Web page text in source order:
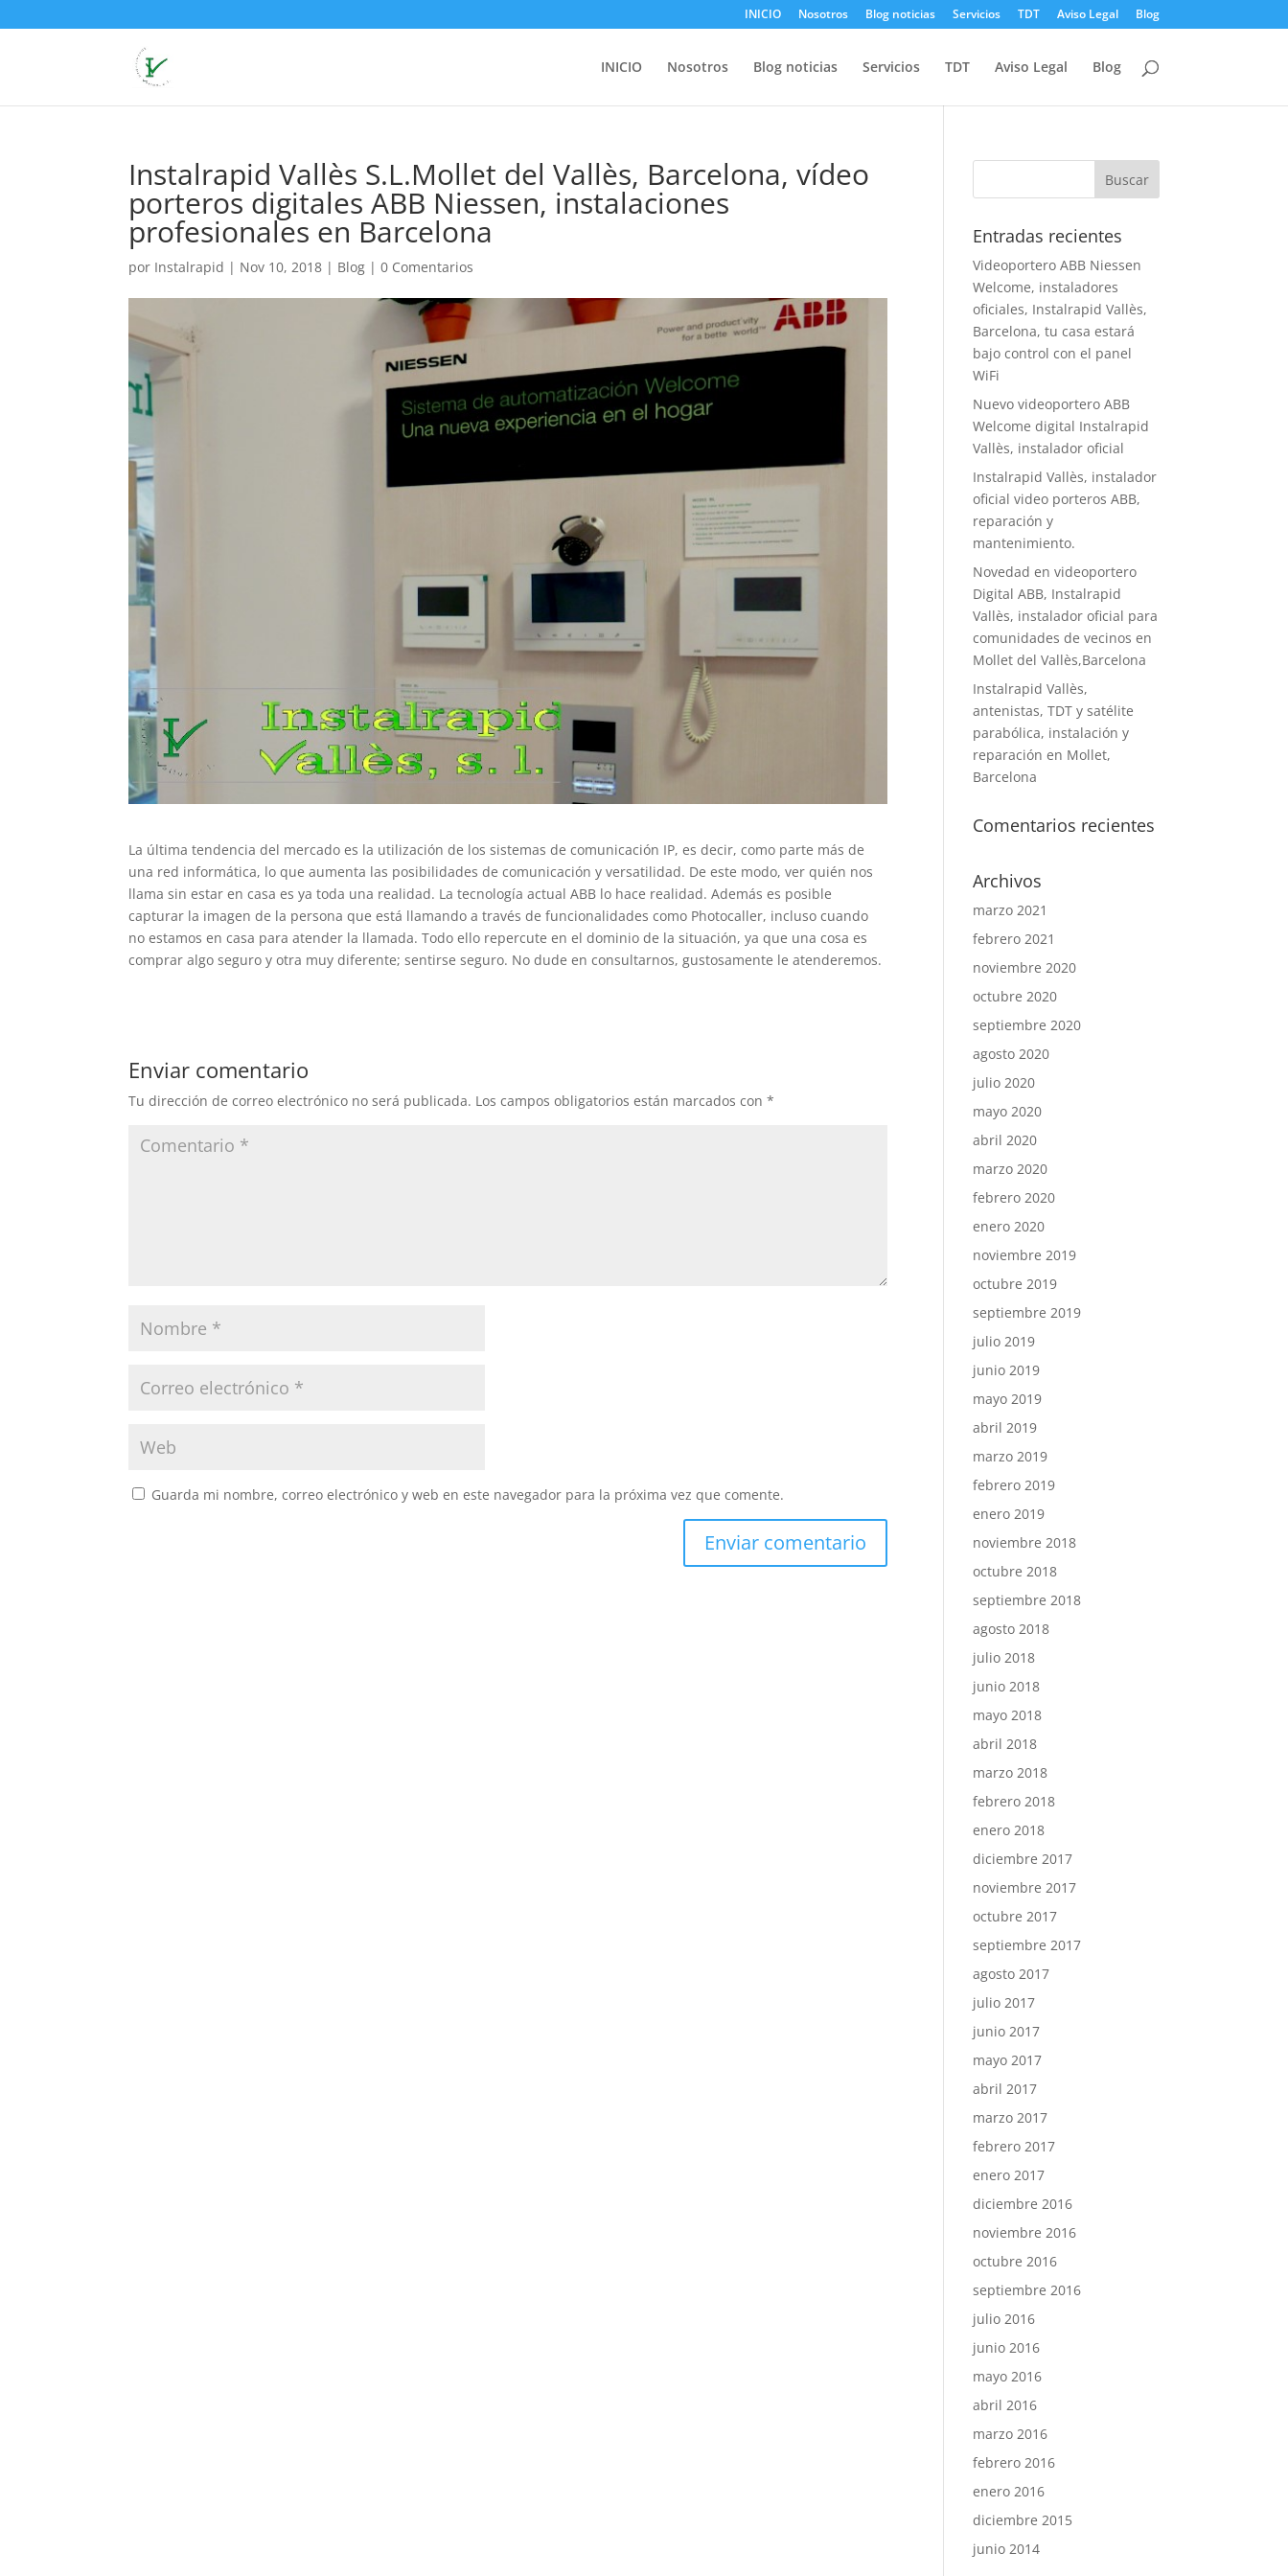
INICIO Nosotros Blog noticias Servicios TDT Aviso Legal Blog
INICIO Nosotros Blog noticias Servicios TDT Aviso Legal Blog
Instalrapid Vallès S.L.Mollet del Vallès, Barcelona, vídeo
porteros digitales ABB Niessen, instalaciones
profesionales en Barcelona
por Instalrapid | Nov 10, 2018 | Blog |0 Comentarios
La última tendencia del mercado es la utilización de los sistemas de comunicación IP, es decir, como parte más de
una red informática, lo que aumenta las posibilidades de comunicación y versatilidad. De este modo, ver quién nos
llama sin estar en casa es ya toda una realidad. La tecnología actual ABB lo hace realidad. Además es posible
capturar la imagen de la persona que está llamando a través de funcionalidades como Photocaller, incluso cuando
no estamos en casa para atender la llamada. Todo ello repercute en el dominio de la situación, ya que una cosa es
comprar algo seguro y otra muy diferente; sentirse seguro. No dude en consultarnos, gustosamente le atenderemos.
Enviar comentario
Tu dirección de correo electrónico no será publicada. Los campos obligatorios están marcados con*
Guarda mi nombre, correo electrónico y web en este navegador para la próxima vez que comente.
Entradas recientes
Videoportero ABB Niessen
Welcome, instaladores
oficiales, Instalrapid Vallès,
Barcelona, tu casa estará
bajo control con el panel
WiFi
Nuevo videoportero ABB
Welcome digital Instalrapid
Vallès, instalador oficial
Instalrapid Vallès, instalador
oficial video porteros ABB,
reparación y
mantenimiento.
Novedad en videoportero
Digital ABB, Instalrapid
Vallès, instalador oficial para
comunidades de vecinos en
Mollet del Vallès,Barcelona
Instalrapid Vallès,
antenistas, TDT y satélite
parabólica, instalación y
reparación en Mollet,
Barcelona
Comentarios recientes
Archivos
marzo 2021
febrero 2021
noviembre 2020
octubre 2020
septiembre 2020
agosto 2020
julio 2020
mayo 2020
abril 2020
marzo 2020
febrero 2020
enero 2020
noviembre 2019
octubre 2019
septiembre 2019
julio 2019
junio 2019
mayo 2019
abril 2019
marzo 2019
febrero 2019
enero 2019
noviembre 2018
octubre 2018
septiembre 2018
agosto 2018
julio 2018
junio 2018
mayo 2018
abril 2018
marzo 2018
febrero 2018
enero 2018
diciembre 2017
noviembre 2017
octubre 2017
septiembre 2017
agosto 2017
julio 2017
junio 2017
mayo 2017
abril 2017
marzo 2017
febrero 2017
enero 2017
diciembre 2016
noviembre 2016
octubre 2016
septiembre 2016
julio 2016
junio 2016
mayo 2016
abril 2016
marzo 2016
febrero 2016
enero 2016
diciembre 2015
junio 2014